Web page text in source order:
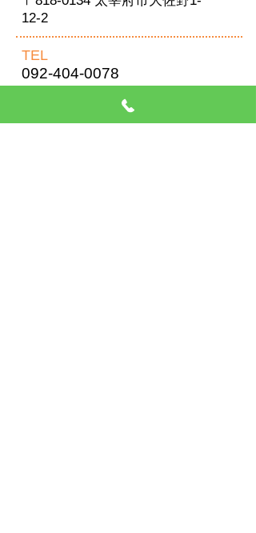
092-404-0078
TEL
12-2